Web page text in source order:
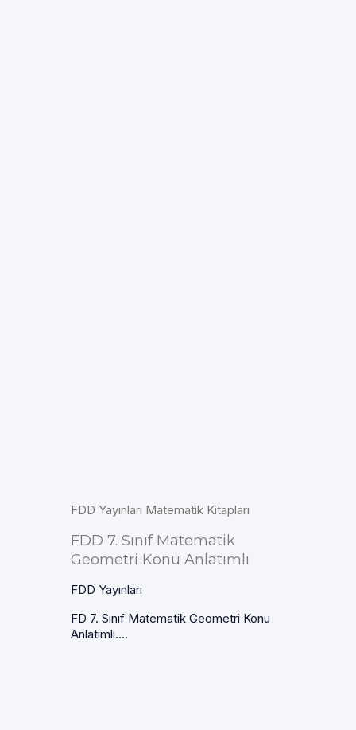
FDD Yayınları Matematik Kitapları
FDD 7. Sınıf Matematik
Geometri Konu Anlatımlı
FDD Yayınları
FD 7. Sınıf Matematik Geometri Konu
Anlatımlı....